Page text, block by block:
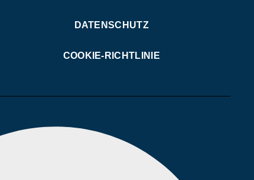
DATENSCHUTZ
COOKIE-RICHTLINIE